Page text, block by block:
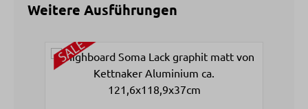
Weitere Ausführungen
Produktgalerie überspringen